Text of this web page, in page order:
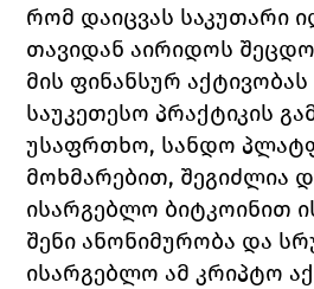
რომ დაიცვას საკუთარი
თავიდან აირიდოს
მის ფინანსურ აქტივობას
საუკეთესო პრაქტიკის
უსაფრთხო, სანდო
მოხმარებით, შეგიძლია
ისარგებლო ბიტკოინით
შენი ანონიმურობა და
ისარგებლო ამ კრიპტო